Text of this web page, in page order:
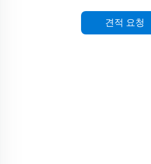
견적 요청